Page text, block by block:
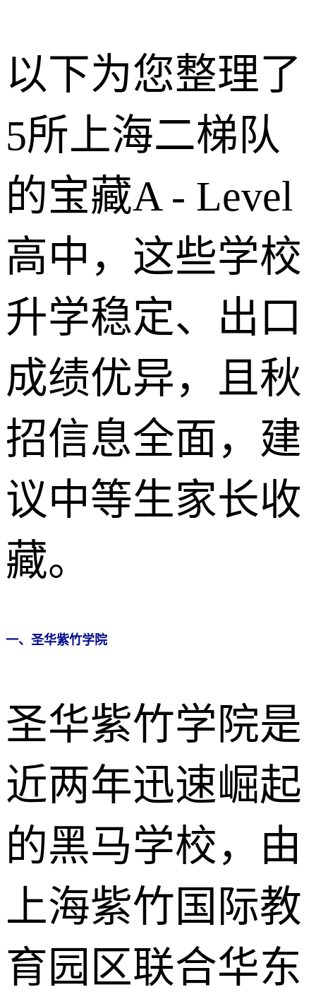
以下为您整理了
5所上海二梯队
的宝藏A - Level
高中，这些学校
升学稳定、出口
成绩优异，且秋
招信息全面，建
议中等生家长收
藏。
一、圣华紫竹学院
圣华紫竹学院是
近两年迅速崛起
的黑马学校，由
上海紫竹国际教
育园区联合华东